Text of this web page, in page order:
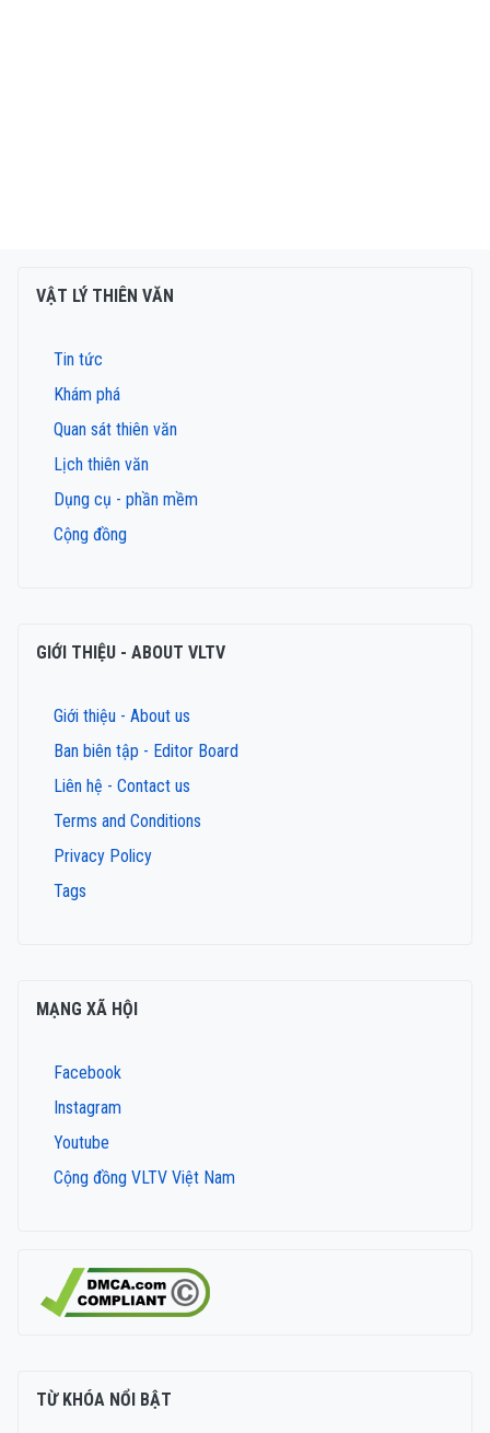
VẬT LÝ THIÊN VĂN
Tin tức
Khám phá
Quan sát thiên văn
Lịch thiên văn
Dụng cụ - phần mềm
Cộng đồng
GIỚI THIỆU - ABOUT VLTV
Giới thiệu - About us
Ban biên tập - Editor Board
Liên hệ - Contact us
Terms and Conditions
Privacy Policy
Tags
MẠNG XÃ HỘI
Facebook
Instagram
Youtube
Cộng đồng VLTV Việt Nam
TỪ KHÓA NỔI BẬT